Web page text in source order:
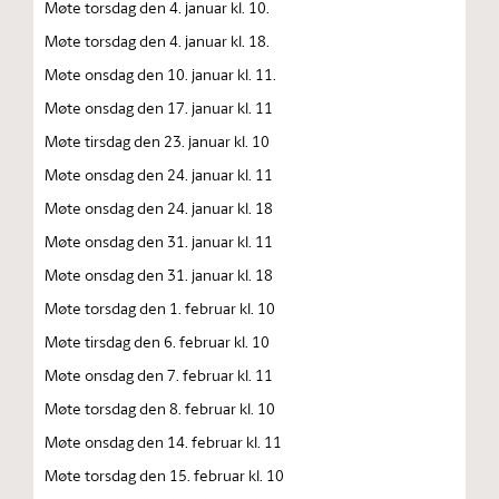
Møte torsdag den 4. januar kl. 10.
Møte torsdag den 4. januar kl. 18.
Møte onsdag den 10. januar kl. 11.
Møte onsdag den 17. januar kl. 11
Møte tirsdag den 23. januar kl. 10
Møte onsdag den 24. januar kl. 11
Møte onsdag den 24. januar kl. 18
Møte onsdag den 31. januar kl. 11
Møte onsdag den 31. januar kl. 18
Møte torsdag den 1. februar kl. 10
Møte tirsdag den 6. februar kl. 10
Møte onsdag den 7. februar kl. 11
Møte torsdag den 8. februar kl. 10
Møte onsdag den 14. februar kl. 11
Møte torsdag den 15. februar kl. 10